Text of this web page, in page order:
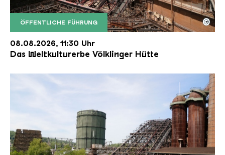
ÖFFENTLICHE FÜHRUNG
Der Erzschrägaufzug der Völklinger Hütte mit
Copyright: Weltkulturerbe Völklinger Hütte | Karl
©
08.08.2026, 11:30 Uhr
Das Weltkulturerbe Völklinger Hütte